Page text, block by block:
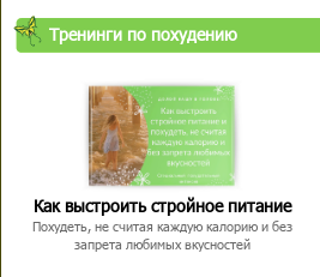
Тренинги по похудению
Как выстроить стройное питание
Похудеть, не считая каждую калорию и без
запрета любимых вкусностей